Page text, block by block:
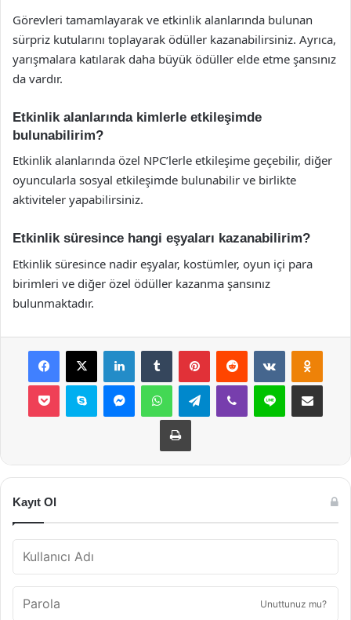
Görevleri tamamlayarak ve etkinlik alanlarında bulunan
sürpriz kutularını toplayarak ödüller kazanabilirsiniz. Ayrıca,
yarışmalara katılarak daha büyük ödüller elde etme şansınız
da vardır.
Etkinlik alanlarında kimlerle etkileşimde
bulunabilirim?
Etkinlik alanlarında özel NPC’lerle etkileşime geçebilir, diğer
oyuncularla sosyal etkileşimde bulunabilir ve birlikte
aktiviteler yapabilirsiniz.
Etkinlik süresince hangi eşyaları kazanabilirim?
Etkinlik süresince nadir eşyalar, kostümler, oyun içi para
birimleri ve diğer özel ödüller kazanma şansınız
bulunmaktadır.
Facebook
X LinkedInTumblr PinterestReddit VKontakte
Pocket Skype MessengerWhatsAppTelegramViber Line E-Posta ile
Yazdır
Kayıt Ol
Unuttunuz mu?